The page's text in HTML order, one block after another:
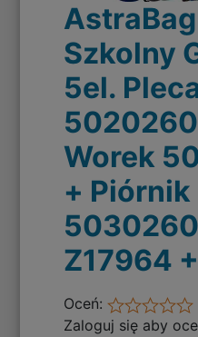
Szkolny
5el.
Worek
+ Piórnik
Z17964
Oceń:
Zaloguj się aby